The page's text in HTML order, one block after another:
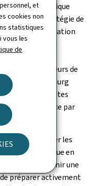
et
cookies non
statistiques
vous les
de
économique
de la stratégie de
d'innovation
d'une
la stratégie de
avec les acteurs de
"Luxembourg
les différentes
leur cohérence par
a déclaré: "Aider les
et économique en
les mois à venir une
préparer activement